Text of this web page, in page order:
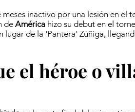
inactivo por una lesión en el
de América hizo su debut en el
lugar de la 'Pantera' Zúñiga,
el héroe o